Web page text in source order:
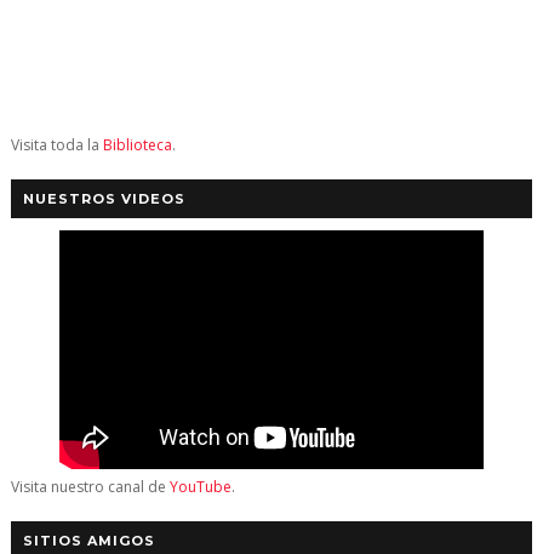
Visita toda la Biblioteca.
NUESTROS VIDEOS
Visita nuestro canal de YouTube.
SITIOS AMIGOS